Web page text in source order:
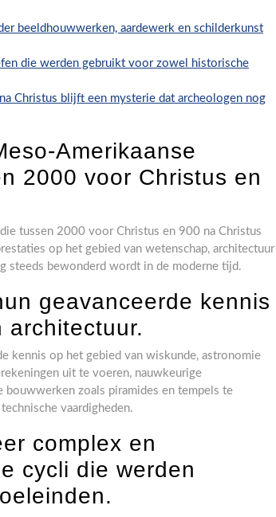
beeldhouwwerken, aardewerk en schilderkunst
die werden gebruikt voor zowel historische
Christus blijft een mysterie dat archeologen nog
Amerikaanse
2000 voor Christus en
tussen 2000 voor Christus en 900 na Christus
op het gebied van wetenschap, architectuur
steeds bewonderd wordt in de moderne tijd.
geavanceerde kennis
architectuur.
kennis op het gebied van wiskunde, astronomie
uit te voeren, nauwkeurige
zoals piramides en tempels te
vaardigheden.
complex en
cycli die werden